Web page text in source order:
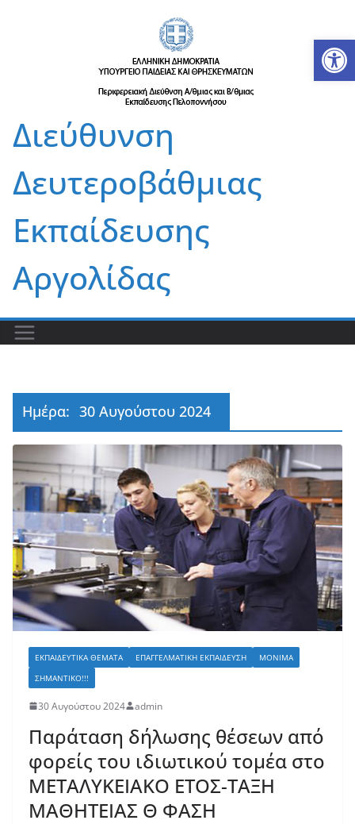
Διεύθυνση
Δευτεροβάθμιας
Εκπαίδευσης
Αργολίδας
Ημέρα: 30 Αυγούστου 2024
ΕΚΠΑΙΔΕΥΤΙΚΆ ΘΈΜΑΤΑ ΕΠΑΓΓΕΛΜΑΤΙΚΉ ΕΚΠΑΊΔΕΥΣΗ
ΜΌΝΙΜΑ
ΣΗΜΑΝΤΙΚΌ!!!
30 Αυγούστου 2024 admin
Παράταση δήλωσης θέσεων από
φορείς του ιδιωτικού τομέα στο
ΜΕΤΑΛΥΚΕΙΑΚΟ ΕΤΟΣ-ΤΑΞΗ
ΜΑΘΗΤΕΙΑΣ Θ ΦΑΣΗ